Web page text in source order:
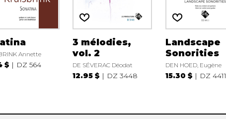
Annette
$ DZ 564
3 mélodies,
vol. 2
DE SÉVERAC Déodat
12.95 $ DZ 3448
Landscape
Sonorities
DEN HOED, Eugène
15.30 $ DZ 4411